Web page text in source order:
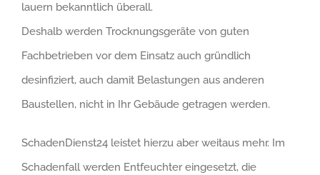
lauern bekanntlich überall.
Deshalb werden Trocknungsgeräte von guten
Fachbetrieben vor dem Einsatz auch gründlich
desinfiziert, auch damit Belastungen aus anderen
Baustellen, nicht in Ihr Gebäude getragen werden.
SchadenDienst24 leistet hierzu aber weitaus mehr. Im
Schadenfall werden Entfeuchter eingesetzt, die